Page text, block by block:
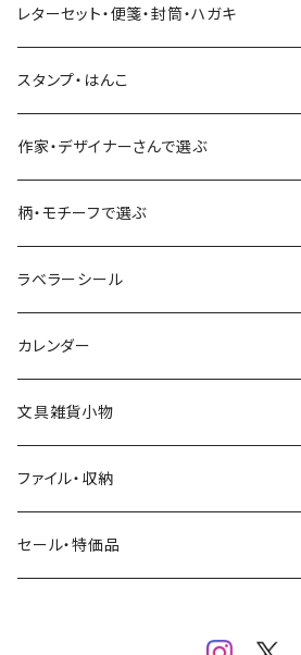
いちご・ストロベリー
フルーツ・野菜
ミモザ
お花・フラワー・グリーン・植物
マインドウェイブ
水縞
大枝活版室
星燈社
ミナペルホネン
BGM
eric
SAIEN
田村美紀
パピアプラッツ（作家もの）
星燈社
古川紙工
大枝活版室
古川紙工
表現社（作家もの）
ロール付箋
レターセット・便箋・封筒・ハガキ
古川紙工
表現社（作家もの）
スタンプ・はんこ
Hutte paper works
ヨハク
作家・デザイナーさんで選ぶ
ネクタイ
Hutte paper works
ヨハク
eric
浅野みどり
西淑
柄・モチーフで選ぶ
フルーツ
食べ物・フード・スイーツ
パン・ブレッド
カフェ
コーヒー・飲み物・クリームソーダ
ラベラーシール
カレンダー
文具雑貨小物
ファイル・収納
セール・特価品